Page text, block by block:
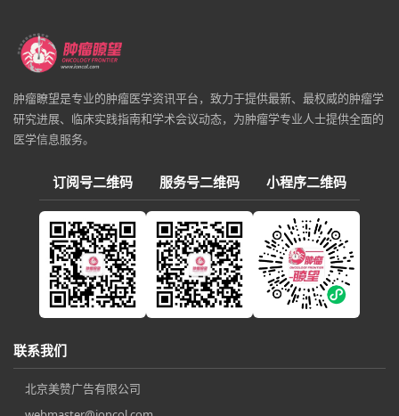
肿瘤瞭望是专业的肿瘤医学资讯平台，致力于提供最新、最权威的肿瘤学
研究进展、临床实践指南和学术会议动态，为肿瘤学专业人士提供全面的
医学信息服务。
订阅号二维码 服务号二维码 小程序二维码
联系我们
北京美赞广告有限公司